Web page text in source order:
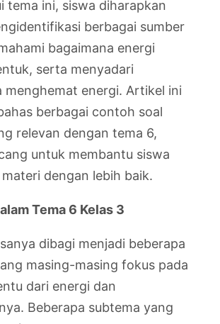
tema ini, siswa diharapkan
berbagai sumber
bagaimana energi
serta menyadari
menghemat energi. Artikel ini
berbagai contoh soal
relevan dengan tema 6,
untuk membantu siswa
dengan lebih baik.
Tema 6 Kelas 3
dibagi menjadi beberapa
masing-masing fokus pada
dari energi dan
Beberapa subtema yang